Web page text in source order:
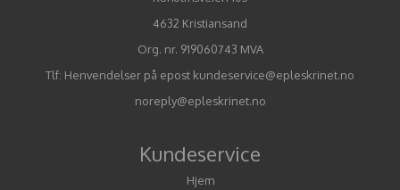
4632 Kristiansand
Org. nr. 919060743 MVA
Tlf: Henvendelser på epost kundeservice@epleskrinet.no
noreply@epleskrinet.no
Kundeservice
Hjem